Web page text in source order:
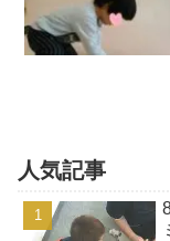
人気記事